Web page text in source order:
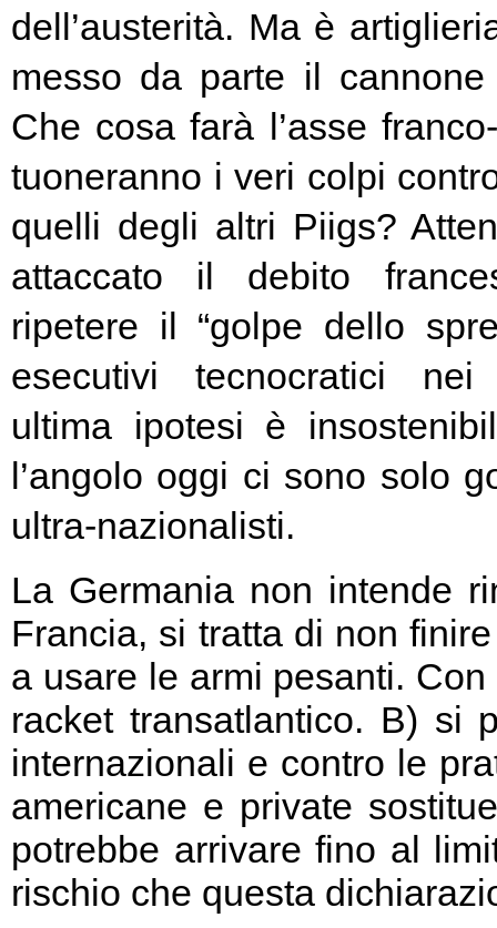
dell’austerità. Ma è
messo da parte il
Che cosa farà l’asse
tuoneranno i veri colpi
quelli degli altri Piigs?
attaccato il debito
ripetere il “golpe dello
esecutivi tecnocratici
ultima ipotesi è
l’angolo oggi ci sono solo
ultra-nazionalisti.
La Germania non intende
Francia, si tratta di non
a usare le armi pesanti.
racket transatlantico. B) si
internazionali e contro le
americane e private
potrebbe arrivare fino al
rischio che questa